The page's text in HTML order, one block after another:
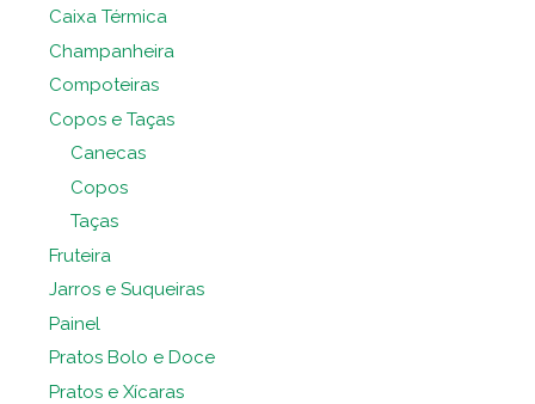
Caixa Térmica
Champanheira
Compoteiras
Copos e Taças
Canecas
Copos
Taças
Fruteira
Jarros e Suqueiras
Painel
Pratos Bolo e Doce
Pratos e Xícaras